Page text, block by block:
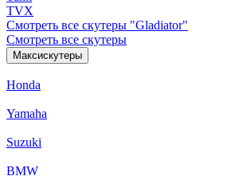
TVX
Смотреть все скутеры "Gladiator"
Смотреть все скутеры
Максискутеры
Honda
Yamaha
Suzuki
BMW